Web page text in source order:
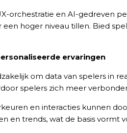
orchestratie en AI-gedreven
een hoger niveau tillen. Bied
ervaringen
om data van spelers in
spelers zich meer
en interacties kunnen
en trends, wat de basis vormt